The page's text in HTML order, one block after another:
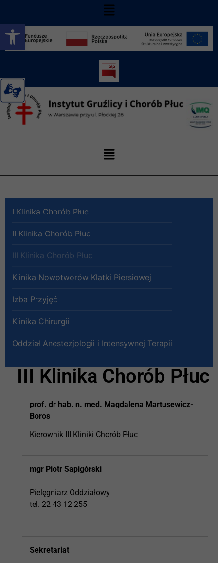
Otwórz pasek narzędzi
I Klinika Chorób Płuc
II Klinika Chorób Płuc
III Klinika Chorób Płuc
Klinika Nowotworów Klatki Piersiowej
Izba Przyjęć
Klinika Chirurgii
Oddział Anestezjologii i Intensywnej Terapii
III Klinika Chorób Płuc
prof. dr hab. n. med. Magdalena Martusewicz-
Boros
Kierownik III Kliniki Chorób Płuc
mgr Piotr Sapigórski
Pielęgniarz Oddziałowy
tel. 22 43 12 255
Sekretariat